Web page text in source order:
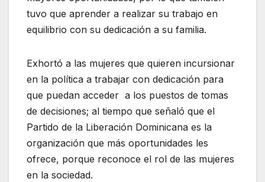
tuvo que aprender a realizar su trabajo en
equilibrio con su dedicación a su familia.
Exhortó a las mujeres que quieren incursionar
en la política a trabajar con dedicación para
que puedan acceder a los puestos de tomas
de decisiones; al tiempo que señaló que el
Partido de la Liberación Dominicana es la
organización que más oportunidades les
ofrece, porque reconoce el rol de las mujeres
en la sociedad.